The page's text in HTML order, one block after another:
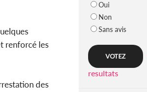
renforcé les
des
Oui
Non
Sans avis
resultats